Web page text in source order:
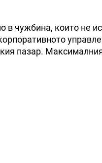
в чужбина, които не
пазар.